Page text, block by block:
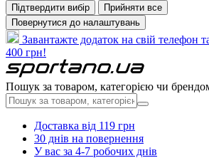
Підтвердити вибір
Прийняти все
Повернутися до налаштувань
Завантажте додаток на свій телефон
400 грн!
Пошук за товаром, категорією чи
Доставка від 119 грн
30 днів на повернення
У вас за 4-7 робочих днів